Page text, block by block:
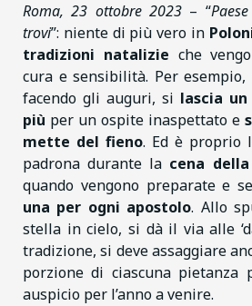
Roma, 23 ottobre 2023 – “
trovi”: niente di più vero in
tradizioni natalizie che
cura e sensibilità. Per esempio,
facendo gli auguri, si lascia
più per un ospite inaspettato e
mette del fieno. Ed è proprio
padrona durante la cena
quando vengono preparate e
una per ogni apostolo. Allo
stella in cielo, si dà il via alle
tradizione, si deve assaggiare
porzione di ciascuna pietanza
auspicio per l’anno a venire.